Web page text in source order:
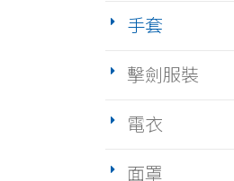
手套
擊劍服裝
電衣
面罩